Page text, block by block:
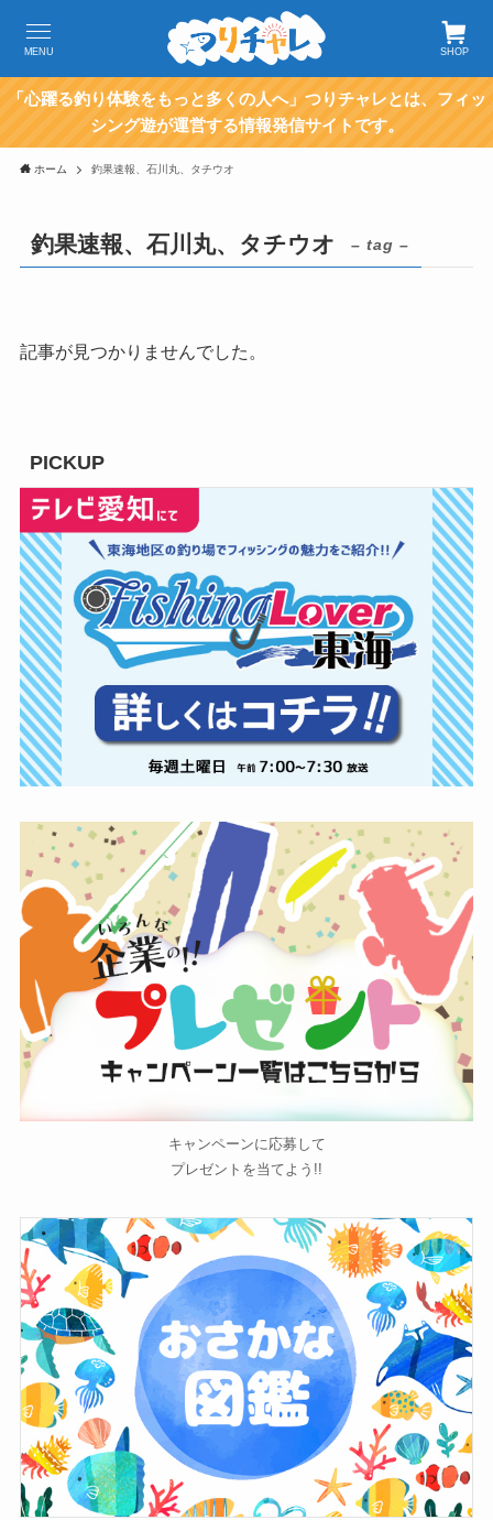
SHOP
MENU
「心躍る釣り体験をもっと多くの人へ」つりチャレとは、フィッ
シング遊が運営する情報発信サイトです。
ホーム 釣果速報、石川丸、タチウオ
釣果速報、石川丸、タチウオ – tag –
記事が見つかりませんでした。
PICKUP
キャンペーンに応募して
プレゼントを当てよう!!